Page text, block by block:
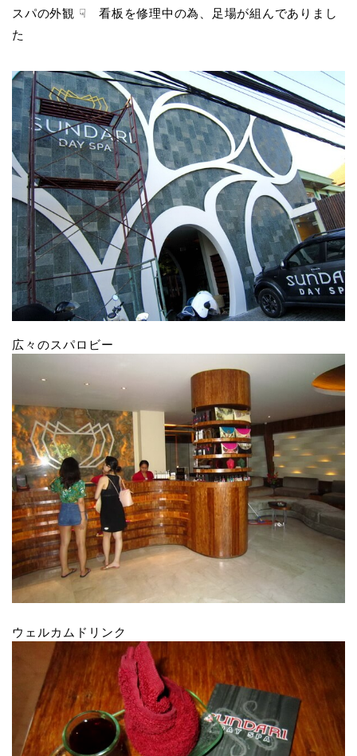
スパの外観 ☟ 看板を修理中の為、足場が組んでありまし
た
広々のスパロビー
ウェルカムドリンク